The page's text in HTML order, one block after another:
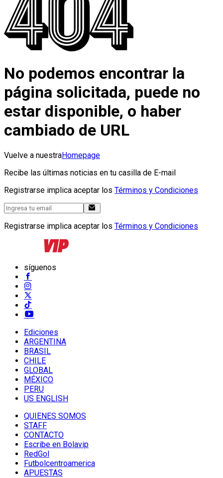
No podemos encontrar la
página solicitada, puede no
estar disponible, o haber
cambiado de URL
Vuelve a nuestraHomepage
Recibe las últimas noticias en tu casilla de E-mail
Registrarse implica aceptar los Términos y Condiciones
Registrarse implica aceptar los Términos y Condiciones
síguenos
Ediciones
ARGENTINA
BRASIL
CHILE
GLOBAL
MÉXICO
PERU
US ENGLISH
QUIENES SOMOS
STAFF
CONTACTO
Escribe en Bolavip
RedGol
Futbolcentroamerica
APUESTAS